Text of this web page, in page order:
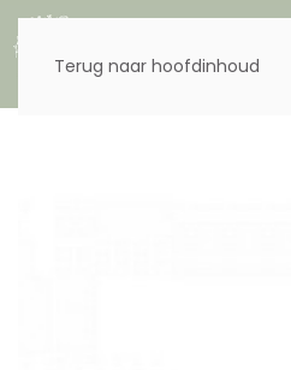
Terug naar hoofdinhoud